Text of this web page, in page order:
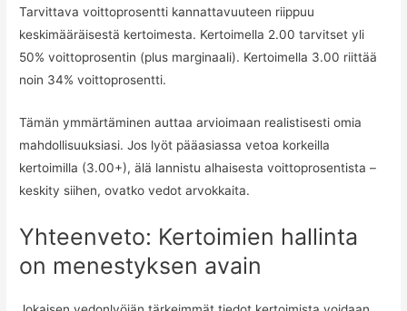
Tarvittava voittoprosentti kannattavuuteen riippuu
keskimääräisestä kertoimesta. Kertoimella 2.00 tarvitset yli
50% voittoprosentin (plus marginaali). Kertoimella 3.00 riittää
noin 34% voittoprosentti.
Tämän ymmärtäminen auttaa arvioimaan realistisesti omia
mahdollisuuksiasi. Jos lyöt pääasiassa vetoa korkeilla
kertoimilla (3.00+), älä lannistu alhaisesta voittoprosentista –
keskity siihen, ovatko vedot arvokkaita.
Yhteenveto: Kertoimien hallinta
on menestyksen avain